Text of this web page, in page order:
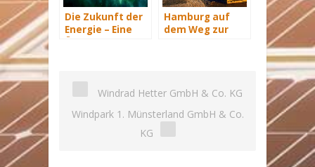
Die Zukunft der
Energie – Eine
Hamburg auf
dem Weg zur
Windrad Hetter GmbH & Co. KG
Windpark 1. Münsterland GmbH & Co.
KG